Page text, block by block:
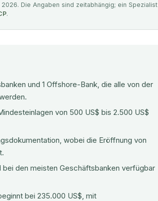
Die Angaben sind zeitabhängig; ein Spezialist
.
und 1 Offshore-Bank, die alle von der
von 500 US$ bis 2.500 US$
wobei die Eröffnung von
bei den meisten Geschäftsbanken verfügbar
bei 235.000 US$, mit